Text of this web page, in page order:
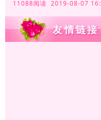
11088阅读 2019-08-07